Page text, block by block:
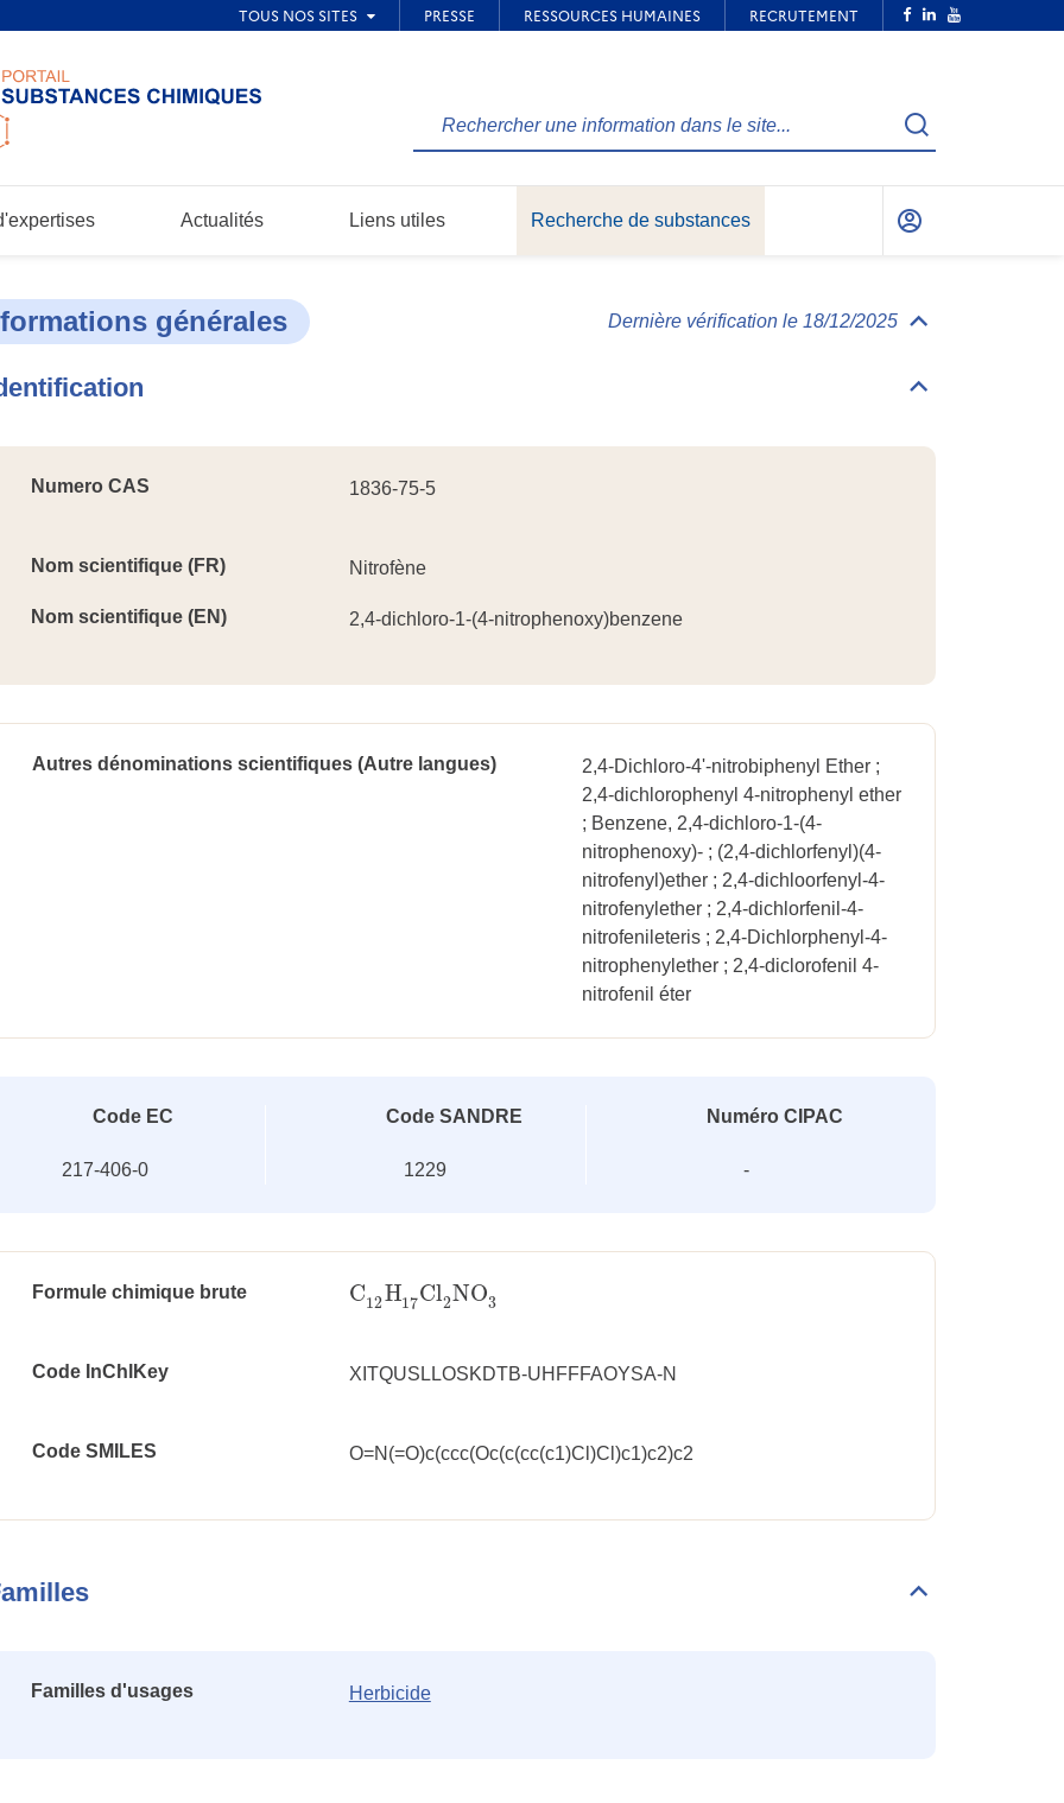
Rechercher
le
Recherche
Actualités Liens utiles Recherche de substances
Mon
générales Dernière vérification le 18/12/2025
Déplier/replier
Déplier/replier
Numero CAS 1836-75-5
Nom scientifique (FR) Nitrofène
Nom scientifique (EN) 2,4-dichloro-1-(4-nitrophenoxy)benzene
Autres dénominations scientifiques (Autre langues)
2,4-Dichloro-4'-nitrobiphenyl Ether ;
2,4-dichlorophenyl 4-nitrophenyl ether
; Benzene, 2,4-dichloro-1-(4-
nitrophenoxy)- ; (2,4-dichlorfenyl)(4-
nitrofenyl)ether ; 2,4-dichloorfenyl-4-
nitrofenylether ; 2,4-dichlorfenil-4-
nitrofenileteris ; 2,4-Dichlorphenyl-4-
nitrophenylether ; 2,4-diclorofenil 4-
nitrofenil éter
Code EC
217-406-0
Code SANDRE
1229
Numéro CIPAC
-
Formule chimique brute C12H17Cl2NO3
C12H17Cl2NO3
Code InChlKey XITQUSLLOSKDTB-UHFFFAOYSA-N
Code SMILES O=N(=O)c(ccc(Oc(c(cc(c1)Cl)Cl)c1)c2)c2
Déplier/replier
Familles d'usages Herbicide